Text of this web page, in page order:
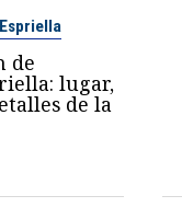
de
lugar,
de la